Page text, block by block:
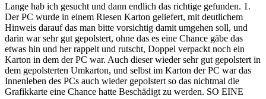
Lange hab ich gesucht und dann endlich das richtige gefunden. 1.
Der PC wurde in einem Riesen Karton geliefert, mit deutlichem
Hinweis darauf das man bitte vorsichtig damit umgehen soll, und
darin war sehr gut gepolstert, ohne das es eine Chance gäbe das
etwas hin und her rappelt und rutscht, Doppel verpackt noch ein
Karton in dem der PC war. Auch dieser wieder sehr gut gepolstert in
dem gepolsterten Umkarton, und selbst im Karton der PC war das
Innenleben des PCs auch wieder gepolstert so das nichtmal die
Grafikkarte eine Chance hatte Beschädigt zu werden. SO EINE